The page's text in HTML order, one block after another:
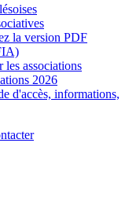
la version PDF
les associations
2026
d'accès, informations,